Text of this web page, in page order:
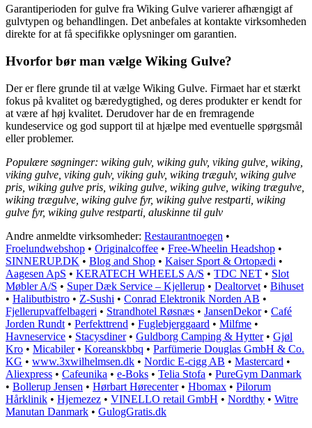
Garantiperioden for gulve fra Wiking Gulve varierer afhængigt af
gulvtypen og behandlingen. Det anbefales at kontakte virksomheden
direkte for at få specifikke oplysninger om garantien.
Hvorfor bør man vælge Wiking Gulve?
Der er flere grunde til at vælge Wiking Gulve. Firmaet har et stærkt
fokus på kvalitet og bæredygtighed, og deres produkter er kendt for
at være af høj kvalitet. Derudover har de en fremragende
kundeservice og god support til at hjælpe med eventuelle spørgsmål
eller problemer.
Populære søgninger: wiking gulv, wiking gulv, viking gulve, wiking,
viking gulve, viking gulv, viking gulv, wiking trægulv, wiking gulve
pris, wiking gulve pris, wiking gulve, wiking gulve, wiking trægulve,
wiking trægulve, wiking gulve fyr, wiking gulve restparti, wiking
gulve fyr, wiking gulve restparti, aluskinne til gulv
Andre anmeldte virksomheder: Restaurantnoegen •
Froelundwebshop • Originalcoffee • Free-Wheelin Headshop •
SINNERUP.DK • Blog and Shop • Kaiser Sport & Ortopædi •
Aagesen ApS • KERATECH WHEELS A/S • TDC NET • Slot
Møbler A/S • Super Dæk Service – Kjellerup • Dealtorvet • Bihuset
• Halibutbistro • Z-Sushi • Conrad Elektronik Norden AB •
Fjellerupvaffelbageri • Strandhotel Røsnæs • JansenDekor• Café
Jorden Rundt • Perfekttrend • Fuglebjerggaard • Milfme •
Havneservice • Stacysdiner• Guldborg Camping & Hytter• Gjøl
Kro • Micabiler• Koreanskbbq • Parfümerie Douglas GmbH & Co.
KG • www.3xwilhelmsen.dk • Nordic E-cigg AB • Mastercard •
Aliexpress • Cafeunika • e-Boks • Telia Stofa • PureGym Danmark
• Bollerup Jensen • Hørbart Hørecenter• Hbomax • Pilorum
Hårklinik • Hjemezez • VINELLO retail GmbH • Nordthy • Witre
Manutan Danmark • GulogGratis.dk